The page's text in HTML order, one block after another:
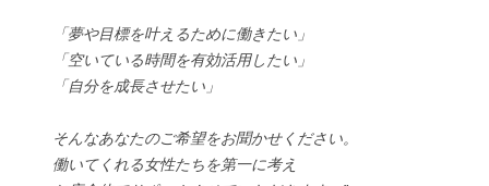
「夢や目標を叶えるために働きたい」
「空いている時間を有効活用したい」
「自分を成長させたい」
そんなあなたのご希望をお聞かせください。
働いてくれる女性たちを第一に考え